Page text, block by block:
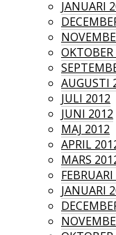
JANUARI
AUGUSTI
JULI 2012
JUNI 2012
MAJ 2012
APRIL
MARS
JANUARI